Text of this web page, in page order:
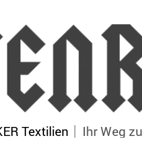
Textilien Ihr Weg